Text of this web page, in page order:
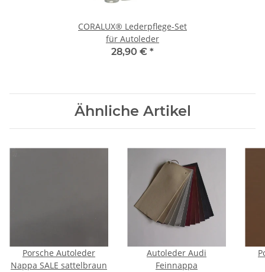
CORALUX® Lederpflege-Set
für Autoleder
28,90 € *
Ähnliche Artikel
Porsche Autoleder
Nappa SALE sattelbraun
Autoleder Audi
Feinnappa